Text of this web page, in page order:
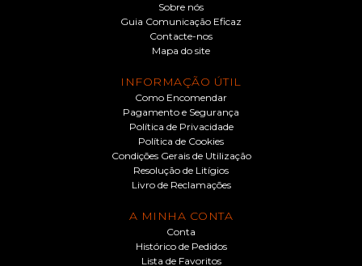
Sobre nós
Guia Comunicação Eficaz
Contacte-nos
Mapa do site
INFORMAÇÃO ÚTIL
Como Encomendar
Pagamento e Segurança
Política de Privacidade
Política de Cookies
Condições Gerais de Utilização
Resolução de Litígios
Livro de Reclamações
A MINHA CONTA
Conta
Histórico de Pedidos
Lista de Favoritos